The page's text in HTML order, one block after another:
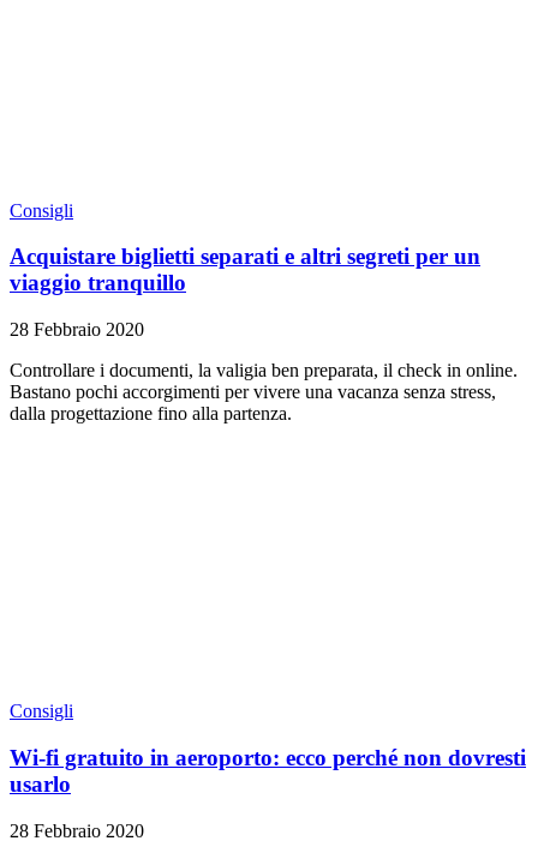
Consigli
Acquistare biglietti separati e altri segreti per un
viaggio tranquillo
28 Febbraio 2020
Controllare i documenti, la valigia ben preparata, il check in online.
Bastano pochi accorgimenti per vivere una vacanza senza stress,
dalla progettazione fino alla partenza.
Consigli
Wi-fi gratuito in aeroporto: ecco perché non dovresti
usarlo
28 Febbraio 2020